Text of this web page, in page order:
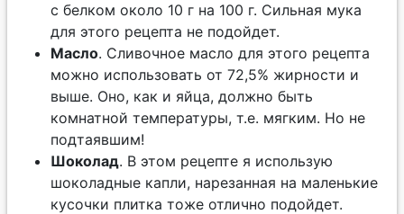
с белком около 10 г на 100 г. Сильная мука
для этого рецепта не подойдет.
Масло. Сливочное масло для этого рецепта
можно использовать от 72,5% жирности и
выше. Оно, как и яйца, должно быть
комнатной температуры, т.е. мягким. Но не
подтаявшим!
Шоколад. В этом рецепте я использую
шоколадные капли, нарезанная на маленькие
кусочки плитка тоже отлично подойдет.